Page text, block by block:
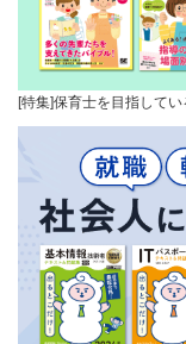
[特集]保育士を目指して